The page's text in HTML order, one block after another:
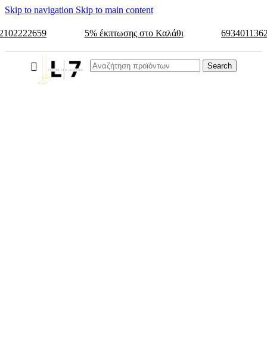
Skip to navigation Skip to main content
5% έκπτωσης στο Καλάθι
Search